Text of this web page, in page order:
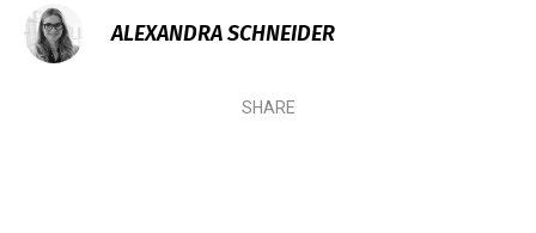
ALEXANDRA SCHNEIDER
SHARE